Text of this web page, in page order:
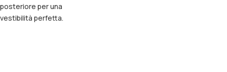
posteriore per una
vestibilità perfetta.